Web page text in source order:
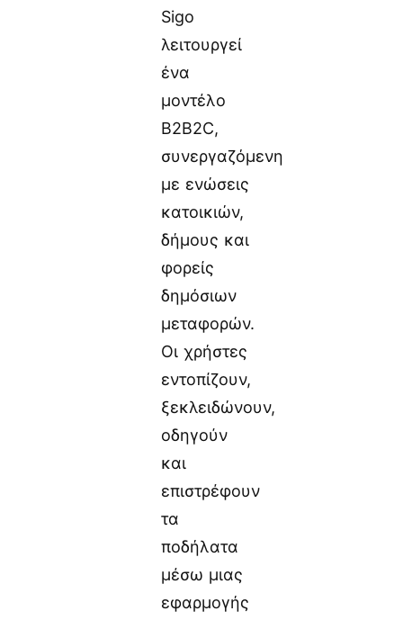
Sigo
λειτουργεί
ένα
μοντέλο
B2B2C,
συνεργαζόμενη
με ενώσεις
κατοικιών,
δήμους και
φορείς
δημόσιων
μεταφορών.
Οι χρήστες
εντοπίζουν,
ξεκλειδώνουν,
οδηγούν
και
επιστρέφουν
τα
ποδήλατα
μέσω μιας
εφαρμογής